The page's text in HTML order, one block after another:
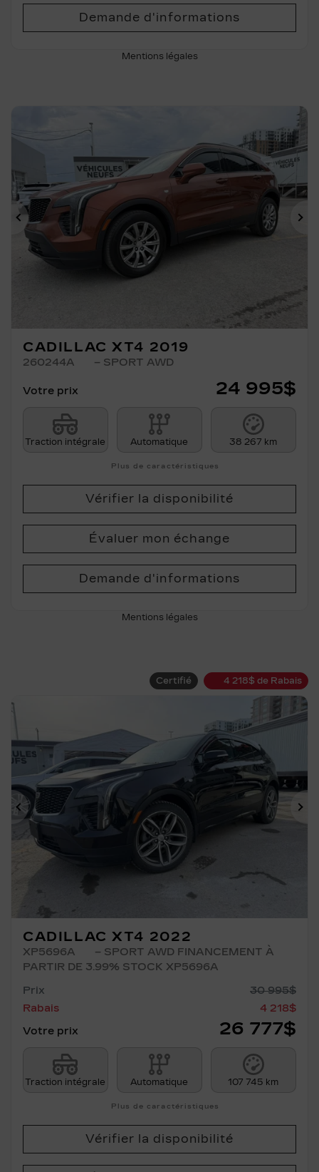
Demande d'informations
Mentions légales
Précédent
CADILLAC XT4 2019
260244A – SPORT AWD
Votre prix 24 995$
Traction intégrale Automatique 38 267 km
Plus de caractéristiques
Vérifier la disponibilité
Évaluer mon échange
Demande d'informations
Mentions légales
Certifié 4 218$ de Rabais
Précédent
CADILLAC XT4 2022
XP5696A
– SPORT AWD FINANCEMENT À
PARTIR DE 3.99% STOCK XP5696A
Prix
30 995$
Rabais
4 218$
Votre prix
26 777$
Traction intégrale Automatique 107 745 km
Plus de caractéristiques
Vérifier la disponibilité